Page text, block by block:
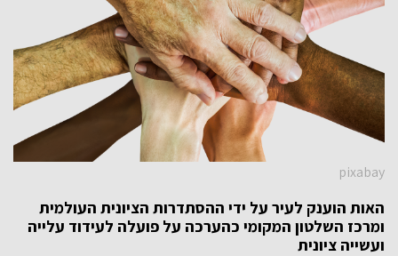
pixabay
האות הוענק לעיר על ידי ההסתדרות הציונית העולמית
ומרכז השלטון המקומי כהערכה על פועלה לעידוד עלייה
ועשייה ציונית